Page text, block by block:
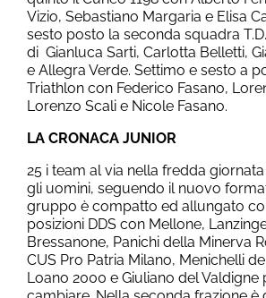
Vizio, Sebastiano Margaria e Elisa
sesto posto la seconda squadra
di Gianluca Sarti, Carlotta Belletti,
e Allegra Verde. Settimo e sesto a
Triathlon con Federico Fasano,
Lorenzo Scali e Nicole Fasano.
LA CRONACA JUNIOR
25 i team al via nella fredda
gli uomini, seguendo il nuovo
gruppo è compatto ed allungato
posizioni DDS con Mellone,
Bressanone, Panichi della Minerva
CUS Pro Patria Milano, Menichelli
Loano 2000 e Giuliano del Valdigne